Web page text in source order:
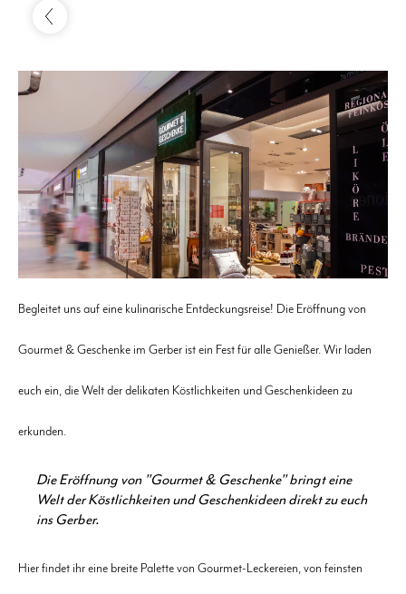
Begleitet uns auf eine kulinarische Entdeckungsreise! Die Eröffnung von
Gourmet & Geschenke im Gerber ist ein Fest für alle Genießer. Wir laden
euch ein, die Welt der delikaten Köstlichkeiten und Geschenkideen zu
erkunden.
Die Eröffnung von "Gourmet & Geschenke" bringt eine
Welt der Köstlichkeiten und Geschenkideen direkt zu euch
ins Gerber.
Hier findet ihr eine breite Palette von Gourmet-Leckereien, von feinsten